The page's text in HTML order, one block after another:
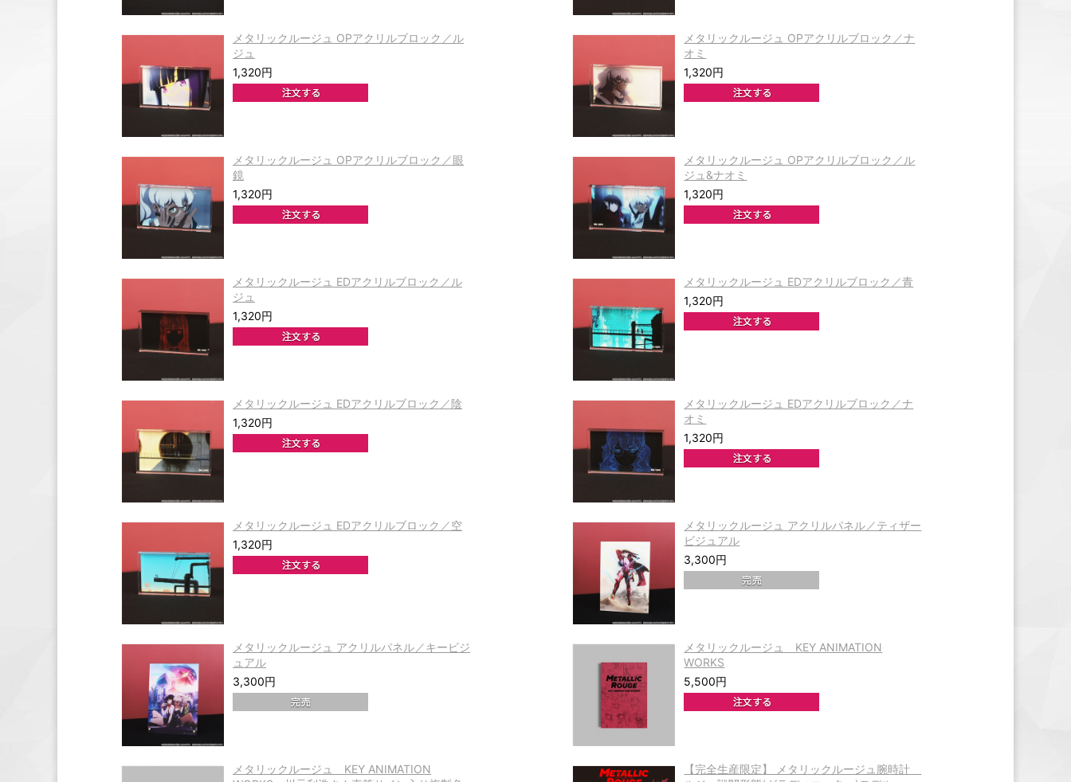
メタリックルージュ OPアクリルブロック／ル
ジュ
1,320円
メタリックルージュ OPアクリルブロック／ナ
オミ
1,320円
メタリックルージュ OPアクリルブロック／眼
鏡
1,320円
メタリックルージュ OPアクリルブロック／ル
ジュ&ナオミ
1,320円
メタリックルージュ EDアクリルブロック／ル
ジュ
1,320円
メタリックルージュ EDアクリルブロック／青
1,320円
メタリックルージュ EDアクリルブロック／陰
1,320円
メタリックルージュ EDアクリルブロック／ナ
オミ
1,320円
メタリックルージュ EDアクリルブロック／空
1,320円
メタリックルージュ アクリルパネル／ティザー
ビジュアル
3,300円
メタリックルージュ アクリルパネル／キービジ
ュアル
3,300円
メタリックルージュ KEY ANIMATION
WORKS
5,500円
メタリックルージュ KEY ANIMATION
【完全生産限定】 メタリックルージュ腕時計